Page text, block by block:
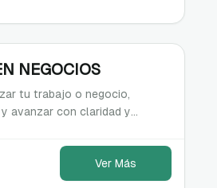
NEGOCIOS
tu trabajo o negocio,
avanzar con claridad y
Ver Más